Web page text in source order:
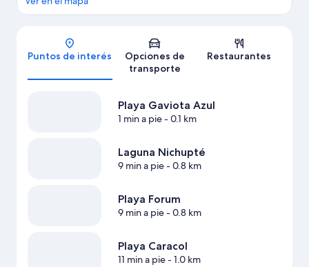
Puntos de interés
Opciones de
transporte
Restaurantes
Playa Gaviota Azul
1 min a pie- 0.1 km
Laguna Nichupté
9 min a pie- 0.8 km
Playa Forum
9 min a pie- 0.8 km
Playa Caracol
11 min a pie- 1.0 km